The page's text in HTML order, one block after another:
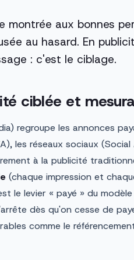
montrée aux bonnes
au hasard. En
: c'est le ciblage.
ciblée et
regroupe les annonces
les réseaux sociaux
à la publicité
(chaque impression et
le levier « payé » du
dès qu'on cesse de
comme le